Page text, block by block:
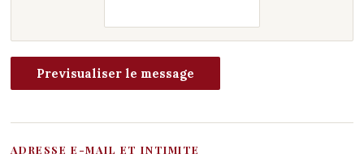
ADRESSE E-MAIL ET INTIMITE